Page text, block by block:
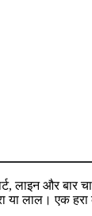
लाइन और बार
लाल। एक हरा